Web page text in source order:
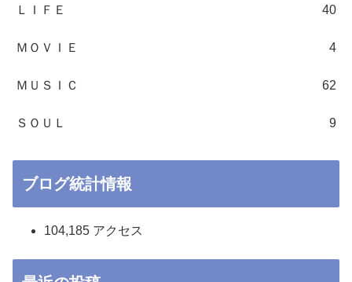
ＬＩＦＥ 40
ＭＯＶＩＥ 4
ＭＵＳＩＣ 62
ＳＯＵＬ 9
ブログ統計情報
104,185 アクセス